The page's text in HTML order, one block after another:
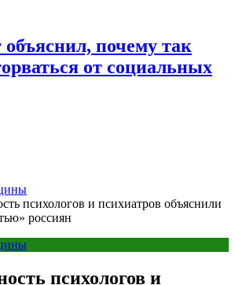
объяснил, почему так
от социальных
психологов и психиатров объяснили
россиян
психологов и